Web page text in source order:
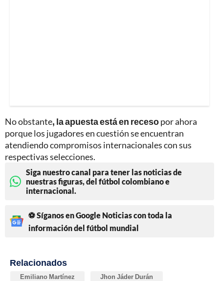
No obstante, la apuesta está en recesopor ahora
porque los jugadores en cuestión se encuentran
atendiendo compromisos internacionales con sus
respectivas selecciones.
Siga nuestro canal para tener las noticias de
nuestras figuras, del fútbol colombiano e
internacional.
⚽ Síganos en Google Noticias con toda la
información del fútbol mundial
Relacionados
Emiliano Martínez Jhon Jáder Durán